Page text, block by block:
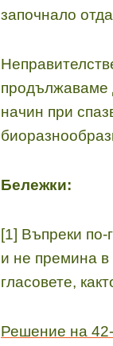
започнало
продължаваме
начин при
Бележки:
[1] Въпреки по-
и не премина в
гласовете,
Решение на 42-